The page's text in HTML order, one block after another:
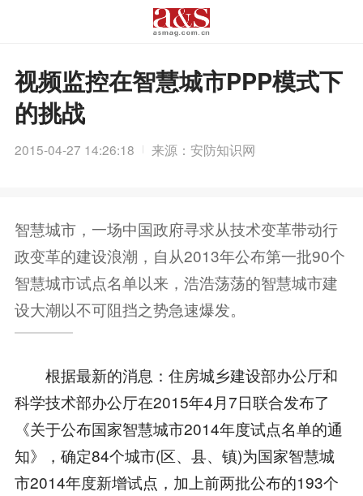
视频监控在智慧城市PPP模式下
的挑战
2015-04-27 14:26:18 来源：安防知识网
智慧城市，一场中国政府寻求从技术变革带动行
政变革的建设浪潮，自从2013年公布第一批90个
智慧城市试点名单以来，浩浩荡荡的智慧城市建
设大潮以不可阻挡之势急速爆发。
根据最新的消息：住房城乡建设部办公厅和
科学技术部办公厅在2015年4月7日联合发布了
《关于公布国家智慧城市2014年度试点名单的通
知》，确定84个城市(区、县、镇)为国家智慧城
市2014年度新增试点，加上前两批公布的193个